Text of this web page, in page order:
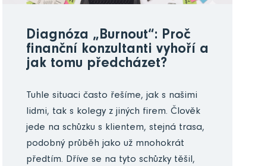
Diagnóza „Burnout“: Proč
finanční konzultanti vyhoří a
jak tomu předcházet?
Tuhle situaci často řešíme, jak s našimi
lidmi, tak s kolegy z jiných firem. Člověk
jede na schůzku s klientem, stejná trasa,
podobný průběh jako už mnohokrát
předtím. Dříve se na tyto schůzky těšil,